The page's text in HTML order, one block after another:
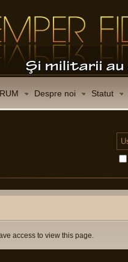
Despre noi Statut
access to view this page.